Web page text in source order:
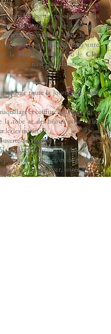
en France métropolitaine (sans
photographier les mariages,
de pouvoir venir découvrir la ville
votre mariage dans votre
la Mare du Boisou leClos
cette liste n'est pas exhaustive.
toute la journée de votre
et coiffure de la mariée)
la robe et des bijoux pour la/les
le/les marié(s))
des mariés)
civile, religieuse, laïque
photos de couple et/ou de groupes
: cocktail, dîner, soirée